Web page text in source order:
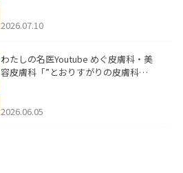
た。
2026.07.10
わたしの名医Youtube めぐ皮膚科・美
容皮膚科「”とおりすがりの皮膚科
2026.06.05